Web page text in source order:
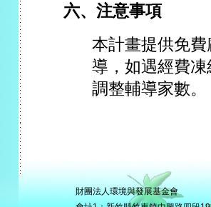
六、注意事項
本計畫提供免
導，如遇經費
調整輔導家數。
財團法人環境與發展基金會